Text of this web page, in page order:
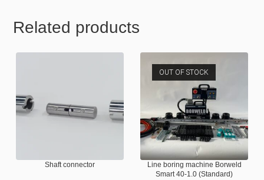
Related products
Shaft connector
OUT OF STOCK
Line boring machine Borweld
Smart 40-1.0 (Standard)